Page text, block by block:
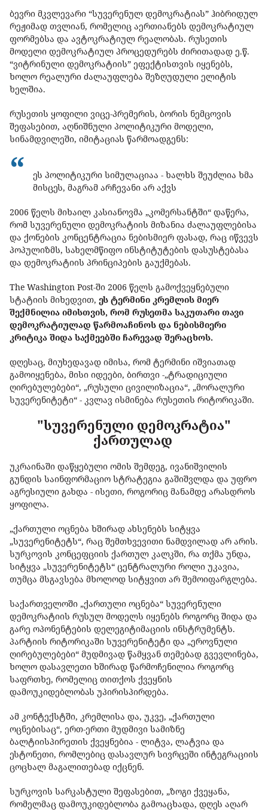
ბევრი მკვლევარი “სუვერენულ დემოკრატიას” ჰიბრიდულ
რეჟიმად თვლიან, რომელიც აერთიანებს დემოკრატიულ
ფორმებსა და ავტოკრატიულ რეალობას. რუსეთის
მოდელი დემოკრატიულ პროცედურებს ძირითადად ე.წ.
“ვიტრინული დემოკრატიის” ეფექტისთვის იყენებს,
ხოლო რეალური ძალაუფლება შეზღუდული ელიტის
ხელშია.
რუსეთის ყოფილი ვიცე-პრემერის, ბორის ნემცოვის
შეფასებით, აღნიშნული პოლიტიკური მოდელი,
სინამდვილეში, იმიტაციას წარმოადგენს:
ეს პოლიტიკური სიმულაციაა - ხალხს შეუძლია ხმა
მისცეს, მაგრამ არჩევანი არ აქვს
2006 წელს მიხაილ კასიანოვმა „კომერსანტში“ დაწერა,
რომ სუვერენული დემოკრატიის მიზანია ძალაუფლებისა
და ქონების კონცენტრაცია ნებისმიერ ფასად, რაც იწვევს
პოპულიზმს, სახელმწიფო ინსტიტუტების დასუსტებასა
და დემოკრატიის პრინციპების გაუქმებას.
The Washington Post-ში 2006 წელს გამოქვეყნებული
სტატიის მიხედვით, ეს ტერმინი კრემლის მიერ
შექმნილია იმისთვის, რომ რუსეთმა საკუთარი თავი
დემოკრატიულად წარმოაჩინოს და ნებისმიერი
კრიტიკა შიდა საქმეებში ჩარევად შერაცხოს.
დღესაც, მიუხედავად იმისა, რომ ტერმინი იშვიათად
გამოიყენება, მისი იდეები, ბირთვი -„ტრადიციული
ღირებულებები“, „რუსული ცივილიზაცია“, „მორალური
სუვერენიტეტი“ - კვლავ ისმინება რუსეთის რიტორიკაში.
"სუვერენული დემოკრატია"
ქართულად
უკრაინაში დაწყებული ომის შემდეგ, ივანიშვილის
გუნდის საინფორმაციო სტრატეგია გაშიშვლდა და უფრო
აგრესიული გახდა - ისეთი, როგორიც მანამდე არასდროს
ყოფილა.
„ქართული ოცნება ხშირად ახსენებს სიტყვა
„სუვერენიტეტს“, რაც შემთხვევითი ნამდვილად არ არის.
სურკოვის კონცეფციის ქართულ კალკში, რა თქმა უნდა,
სიტყვა „სუვერენიტეტს“ ცენტრალური როლი უკავია,
თუმცა მსგავსება მხოლოდ სიტყვით არ შემოიფარგლება.
საქართველოში „ქართული ოცნება“ სუვერენული
დემოკრატიის რუსულ მოდელს იყენებს როგორც შიდა და
გარე ოპონენტების დელეგიტიმაციის ინსტრუმენტს.
პარტიის რიტორიკაში სუვერენიტეტი და „ეროვნული
ღირებულებები“ მუდმივად წამყვან თემებად გვევლინება,
ხოლო დასავლეთი ხშირად წარმოჩენილია როგორც
საფრთხე, რომელიც თითქოს ქვეყნის
დამოუკიდებლობას უპირისპირდება.
ამ კონტექსტში, კრემლისა და, უკვე, „ქართული
ოცნებისაც“, ერთ-ერთი მუდმივი სამიზნე
ბალტიისპირეთის ქვეყნებია - ლიტვა, ლატვია და
ესტონეთი, რომლებიც დასავლურ სივრცეში ინტეგრაციის
ცოცხალ მაგალითებად იქცნენ.
სურკოვის სარკასტული შეფასებით, „ზოგი ქვეყანა,
რომელმაც დამოუკიდებლობა გამოაცხადა, დღეს აღარ